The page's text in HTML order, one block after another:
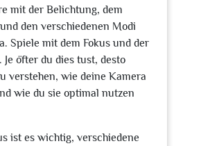
mit der Belichtung, dem
den verschiedenen Modi
Spiele mit dem Fokus und der
Je öfter du dies tust, desto
verstehen, wie deine Kamera
wie du sie optimal nutzen
ist es wichtig, verschiedene